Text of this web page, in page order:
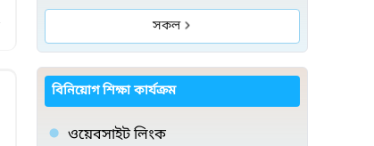
সকল
বিনিয়োগ শিক্ষা কার্যক্রম
ওয়েবসাইট লিংক